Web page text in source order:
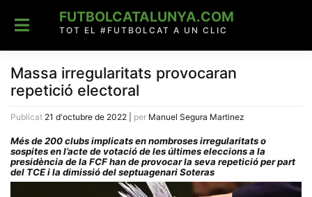
content
FUTBOLCATALUNYA.COM
TOT EL #FUTBOLCAT A UN CLIC
Massa irregularitats provocaran
repetició electoral
Publicat 21 d'octubre de 2022 per Manuel Segura Martinez
Més de 200 clubs implicats en nombroses irregularitats o
sospites en l’acte de votació de les últimes eleccions a la
presidència de la FCF han de provocar la seva repetició per part
del TCE i la dimissió del septuagenari Soteras